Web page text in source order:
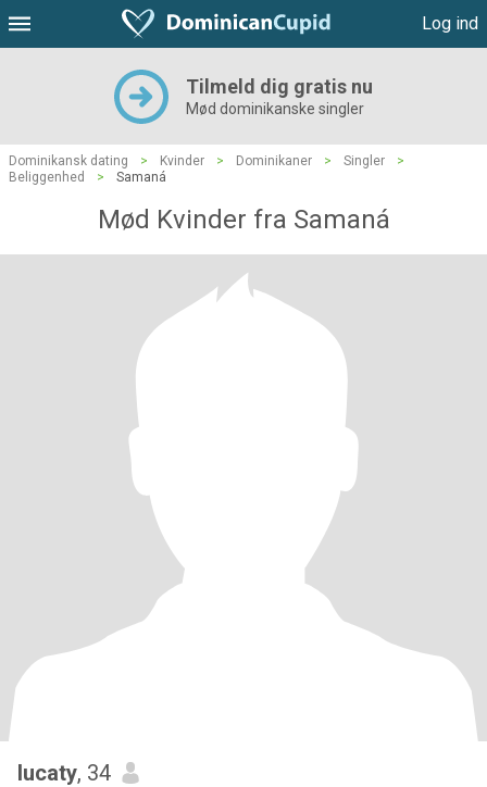
Log ind
Tilmeld dig gratis nu
Mød dominikanske singler
Dominikansk dating > Kvinder > Dominikaner > Singler
>
Beliggenhed
> Samaná
Mød Kvinder fra Samaná
lucaty, 34